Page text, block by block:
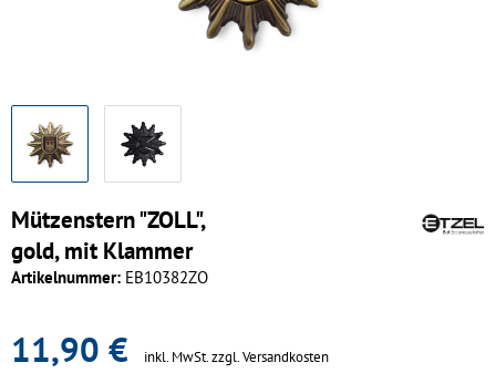
Mützenstern "ZOLL",
gold, mit Klammer
Artikelnummer: EB10382ZO
11,90 € inkl. MwSt.zzgl. Versandkosten